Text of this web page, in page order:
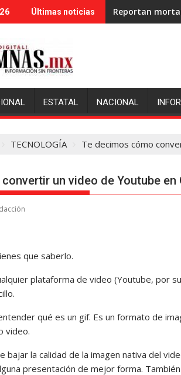
Últimas noticias Reportan
ESTATAL NACIONAL
TECNOLOGÍA Te decimos cómo
un video de Youtube en
que saberlo.
plataforma de video (Youtube, por
qué es un gif. Es un formato de
video.
bajar la calidad de la imagen nativa del
presentación de mejor forma.